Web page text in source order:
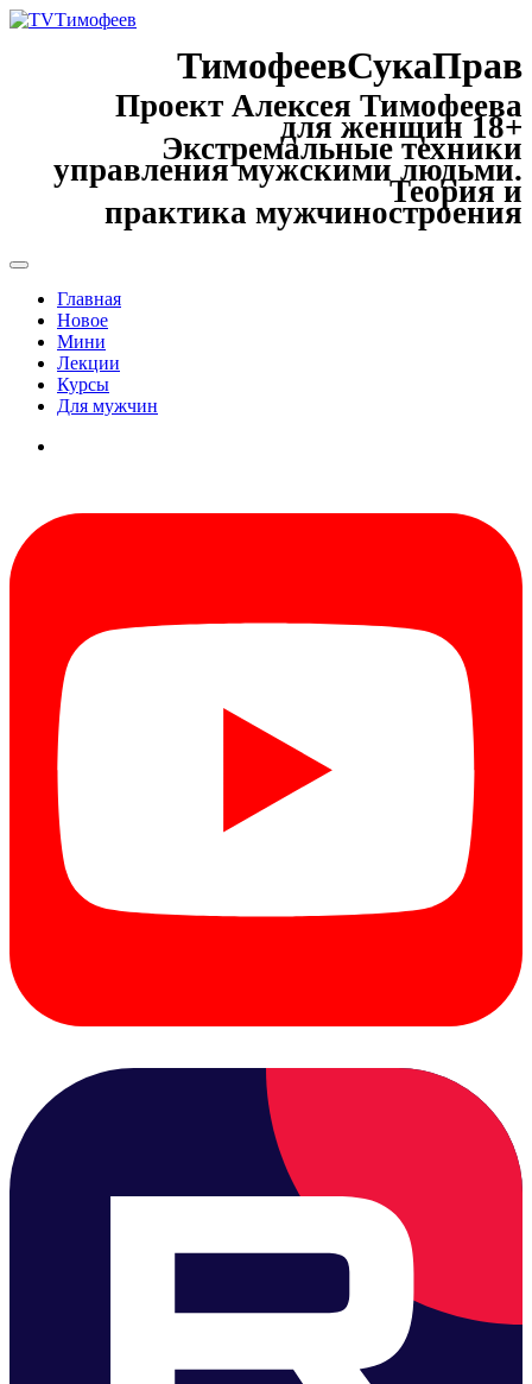
ТимофеевСукаПрав
Проект Алексея Тимофеева
для женщин 18+
Экстремальные техники
управления мужскими людьми.
Теория и
практика мужчиностроения
Главная
Новое
Мини
Лекции
Курсы
Для мужчин